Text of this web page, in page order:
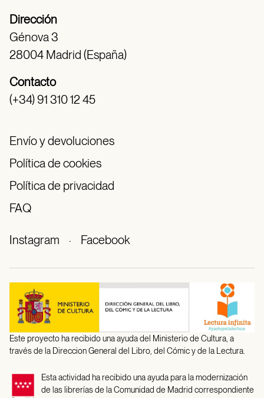
Dirección
Génova 3
28004 Madrid (España)
Contacto
(+34) 91 310 12 45
Envío y devoluciones
Política de cookies
Política de privacidad
FAQ
Instagram · Facebook
Este proyecto ha recibido una ayuda del Ministerio de Cultura, a
través de la Direccion General del Libro, del Cómic y de la Lectura.
Esta actividad ha recibido una ayuda para la modernización
de las librerías de la Comunidad de Madrid correspondiente